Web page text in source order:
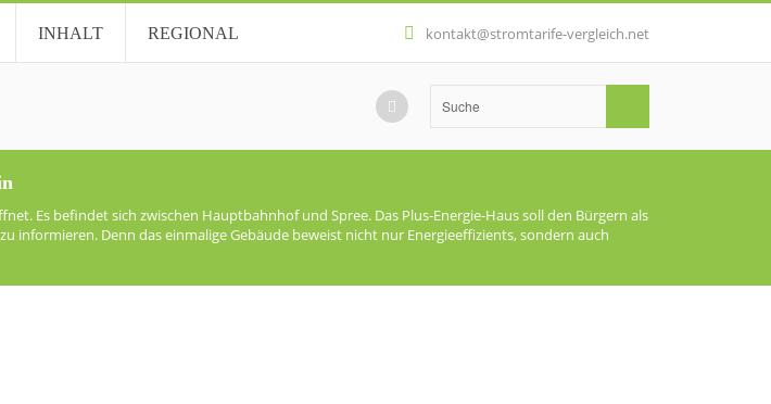
INHALT REGIONAL kontakt@stromtarife-vergleich.net
Es befindet sich zwischen Hauptbahnhof und Spree. Das Plus-Energie-Haus soll den Bürgern als
informieren. Denn das einmalige Gebäude beweist nicht nur Energieeffizients, sondern auch